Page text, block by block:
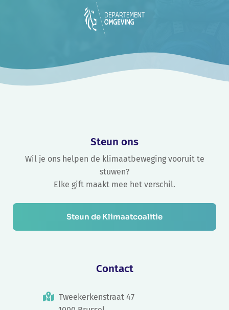
Steun ons
Wil je ons helpen de klimaatbeweging vooruit te
stuwen?
Elke gift maakt mee het verschil.
Steun de Klimaatcoalitie
Contact
Tweekerkenstraat 47